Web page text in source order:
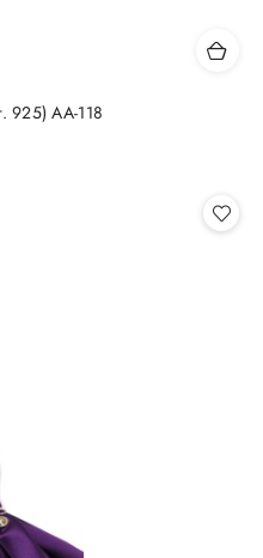
925) AA-118